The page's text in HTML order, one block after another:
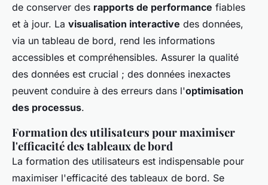
de conserver des rapports de performance fiables
et à jour. La visualisation interactive des données,
via un tableau de bord, rend les informations
accessibles et compréhensibles. Assurer la qualité
des données est crucial ; des données inexactes
peuvent conduire à des erreurs dans l'optimisation
des processus.
Formation des utilisateurs pour maximiser
l'efficacité des tableaux de bord
La formation des utilisateurs est indispensable pour
maximiser l'efficacité des tableaux de bord. Se